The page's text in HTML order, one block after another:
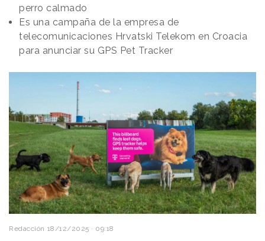
perro calmado
Es una campaña de la empresa de
telecomunicaciones Hrvatski Telekom en Croacia
para anunciar su GPS Pet Tracker
Redacción 18/12/2025 · 09:18